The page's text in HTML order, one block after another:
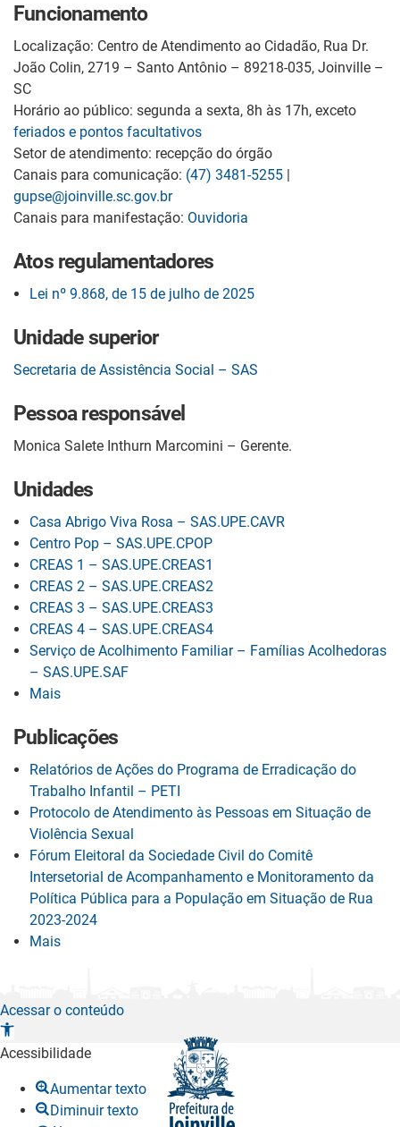
Funcionamento
Localização: Centro de Atendimento ao Cidadão, Rua Dr.
João Colin, 2719 – Santo Antônio – 89218-035, Joinville –
SC
Horário ao público: segunda a sexta, 8h às 17h, exceto
feriados e pontos facultativos
Setor de atendimento: recepção do órgão
Canais para comunicação: (47) 3481-5255 |
gupse@joinville.sc.gov.br
Canais para manifestação: Ouvidoria
Atos regulamentadores
Lei nº 9.868, de 15 de julho de 2025
Unidade superior
Secretaria de Assistência Social – SAS
Pessoa responsável
Monica Salete Inthurn Marcomini – Gerente.
Unidades
Casa Abrigo Viva Rosa – SAS.UPE.CAVR
Centro Pop – SAS.UPE.CPOP
CREAS 1 – SAS.UPE.CREAS1
CREAS 2 – SAS.UPE.CREAS2
CREAS 3 – SAS.UPE.CREAS3
CREAS 4 – SAS.UPE.CREAS4
Serviço de Acolhimento Familiar – Famílias Acolhedoras
– SAS.UPE.SAF
Mais
Publicações
Relatórios de Ações do Programa de Erradicação do
Trabalho Infantil – PETI
Protocolo de Atendimento às Pessoas em Situação de
Violência Sexual
Fórum Eleitoral da Sociedade Civil do Comitê
Intersetorial de Acompanhamento e Monitoramento da
Política Pública para a População em Situação de Rua
2023-2024
Mais
Acessar o conteúdo
A
b
Acessibilidade
Aumentar texto
Diminuir texto